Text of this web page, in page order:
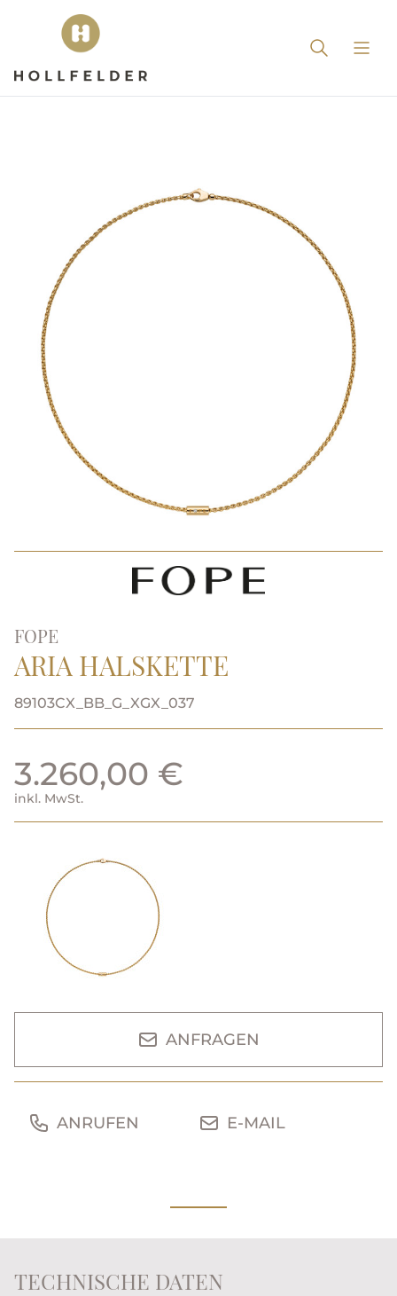
FOPE
ARIA HALSKETTE
89103CX_BB_G_XGX_037
3.260,00 €
inkl. MwSt.
ANFRAGEN
ANRUFEN E-MAIL
TECHNISCHE DATEN